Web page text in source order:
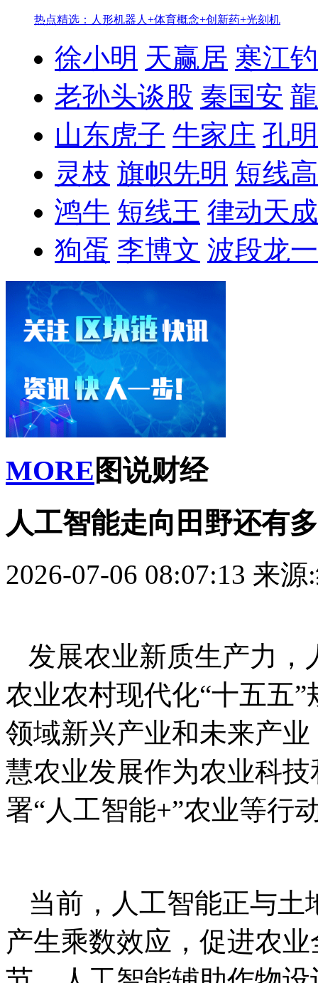
热点精选：人形机器人+体育概念+创新药+光刻机
徐小明 天赢居 寒江
老孙头谈股 秦国安
山东虎子 牛家庄 孔
灵枝 旗帜先明 短线
鸿牛 短线王 律动天成
狗蛋 李博文 波段龙一
MORE 图说财经
人工智能走向田野还有
2026-07-06 08:07:13 来源
发展农业新质生产力，
农业农村现代化“十五五
领域新兴产业和未来产
慧农业发展作为农业科
署“人工智能+”农业等行
当前，人工智能正与
产生乘数效应，促进农